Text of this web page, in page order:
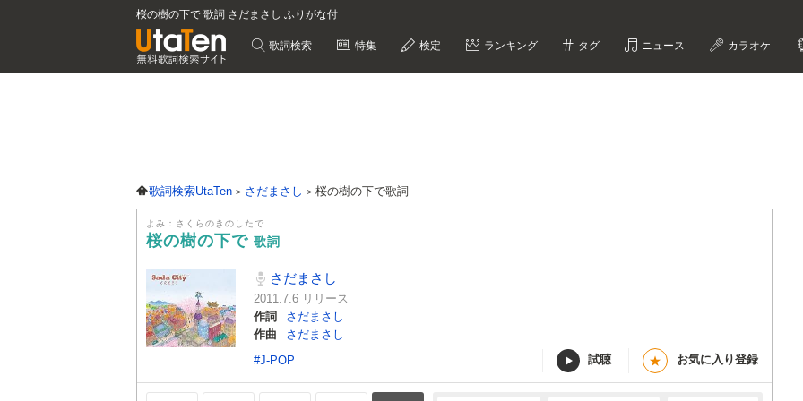
桜の樹の下で 歌詞 さだまさし ふりがな付
歌詞検索 特集 検定 ランキング タグ ニュース カラオケ
歌詞検索UtaTen さだまさし 桜の樹の下で歌詞
よみ：さくらのきのしたで
桜の樹の下で 歌詞
さだまさし
2011.7.6 リリース
作詞
さだまさし
作曲
さだまさし
#J-POP
試聴 ★ お気に入り登録